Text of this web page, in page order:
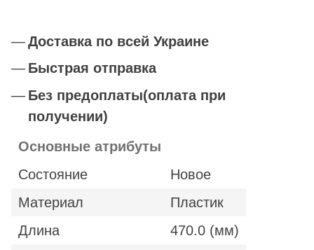
Доставка по всей Украине
Быстрая отправка
Без предоплаты(оплата при
получении)
Основные атрибуты
Состояние
Новое
Материал
Пластик
Длина
470.0 (мм)